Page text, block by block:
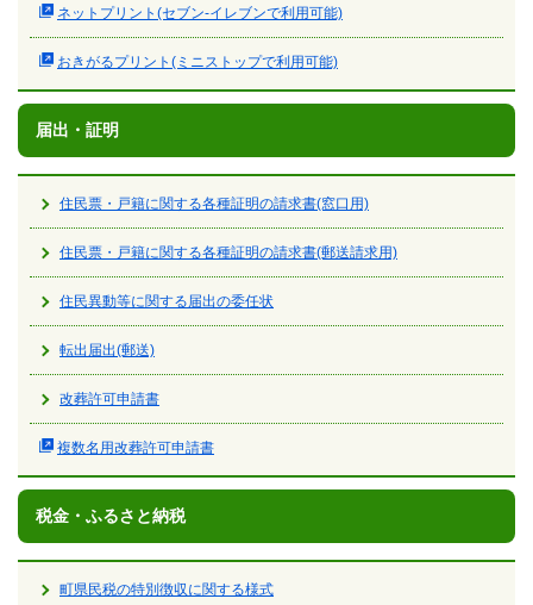
ネットプリント(セブン-イレブンで利用可能)
おきがるプリント(ミニストップで利用可能)
届出・証明
住民票・戸籍に関する各種証明の請求書(窓口用)
住民票・戸籍に関する各種証明の請求書(郵送請求用)
住民異動等に関する届出の委任状
転出届出(郵送)
改葬許可申請書
複数名用改葬許可申請書
税金・ふるさと納税
町県民税の特別徴収に関する様式